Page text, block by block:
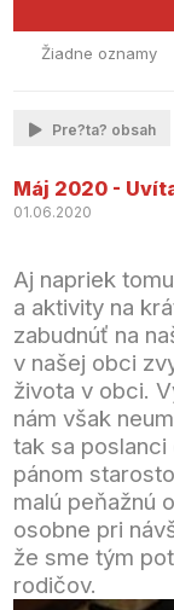
Žiadne oznamy
Pre?ta? obsah
Máj 2020 -
01.06.2020
Aj napriek
a aktivity na
zabudnúť na
v našej obci
života v obci.
nám však
tak sa
pánom
malú peňažnú
osobne pri
že sme tým
rodičov.